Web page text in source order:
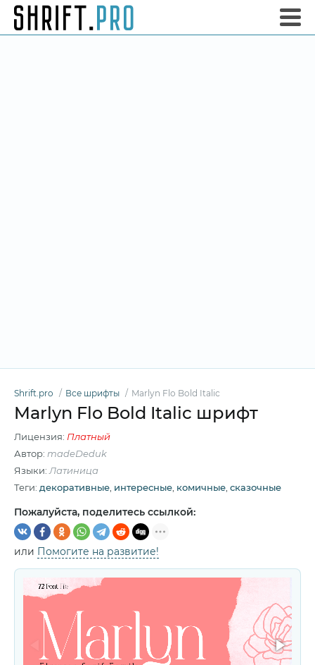
Shrift.pro Все шрифты Marlyn Flo Bold Italic
Marlyn Flo Bold Italic шрифт
Лицензия: Платный
Автор: madeDeduk
Языки: Латиница
Теги: декоративные интересные комичные сказочные
Пожалуйста, поделитесь ссылкой:
или Помогите на развитие!